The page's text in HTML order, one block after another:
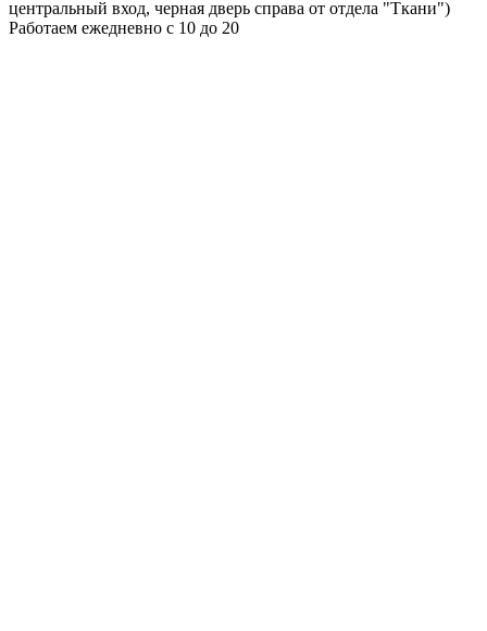
центральный вход, черная дверь справа от отдела "Ткани")
Работаем ежедневно с 10 до 20